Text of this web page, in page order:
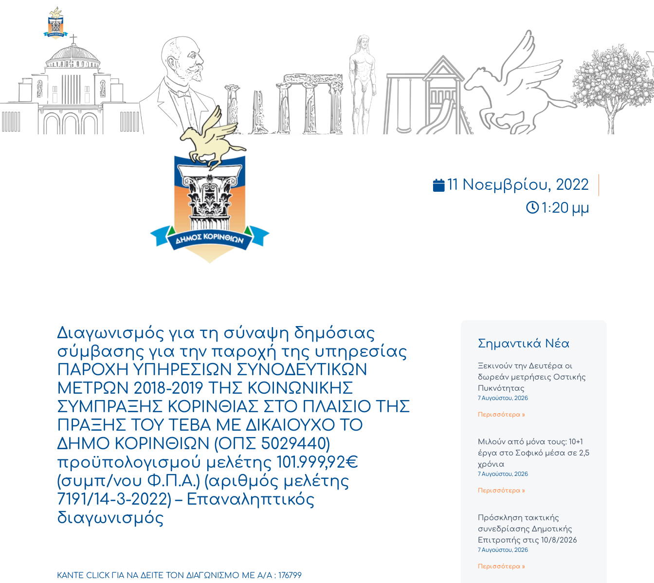
11 Νοεμβρίου, 2022
1:20 μμ
Διαγωνισμός για τη σύναψη δημόσιας
σύμβασης για την παροχή της υπηρεσίας
ΠΑΡΟΧΗ ΥΠΗΡΕΣΙΩΝ ΣΥΝΟΔΕΥΤΙΚΩΝ
ΜΕΤΡΩΝ 2018-2019 ΤΗΣ ΚΟΙΝΩΝΙΚΗΣ
ΣΥΜΠΡΑΞΗΣ ΚΟΡΙΝΘΙΑΣ ΣΤΟ ΠΛΑΙΣΙΟ ΤΗΣ
ΠΡΑΞΗΣ ΤΟΥ ΤΕΒΑ ΜΕ ΔΙΚΑΙΟΥΧΟ ΤΟ
ΔΗΜΟ ΚΟΡΙΝΘΙΩΝ (ΟΠΣ 5029440)
προϋπολογισμού μελέτης 101.999,92€
(συμπ/νου Φ.Π.Α.) (αριθμός μελέτης
7191/14-3-2022) – Επαναληπτικός
διαγωνισμός
ΚΑΝΤΕ CLICK ΓΙΑ ΝΑ ΔΕΙΤΕ ΤΟΝ ΔΙΑΓΩΝΙΣΜΟ ΜΕ Α/Α : 176799
Σημαντικά Νέα
Ξεκινούν την Δευτέρα οι
δωρεάν μετρήσεις Οστικής
Πυκνότητας
7 Αυγούστου, 2026
Περισσότερα »
Μιλούν από μόνα τους: 10+1
έργα στο Σοφικό μέσα σε 2,5
χρόνια
7 Αυγούστου, 2026
Περισσότερα »
Πρόσκληση τακτικής
συνεδρίασης Δημοτικής
Επιτροπής στις 10/8/2026
7 Αυγούστου, 2026
Περισσότερα »